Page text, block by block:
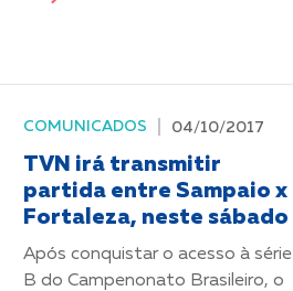
COMUNICADOS 04/10/2017
TVN irá transmitir
partida entre Sampaio x
Fortaleza, neste sábado
Após conquistar o acesso à série
B do Campenonato Brasileiro, o